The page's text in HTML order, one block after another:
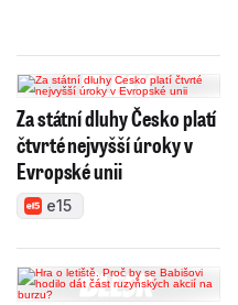
Za státní dluhy Česko platí
čtvrté nejvyšší úroky v
Evropské unii
e15